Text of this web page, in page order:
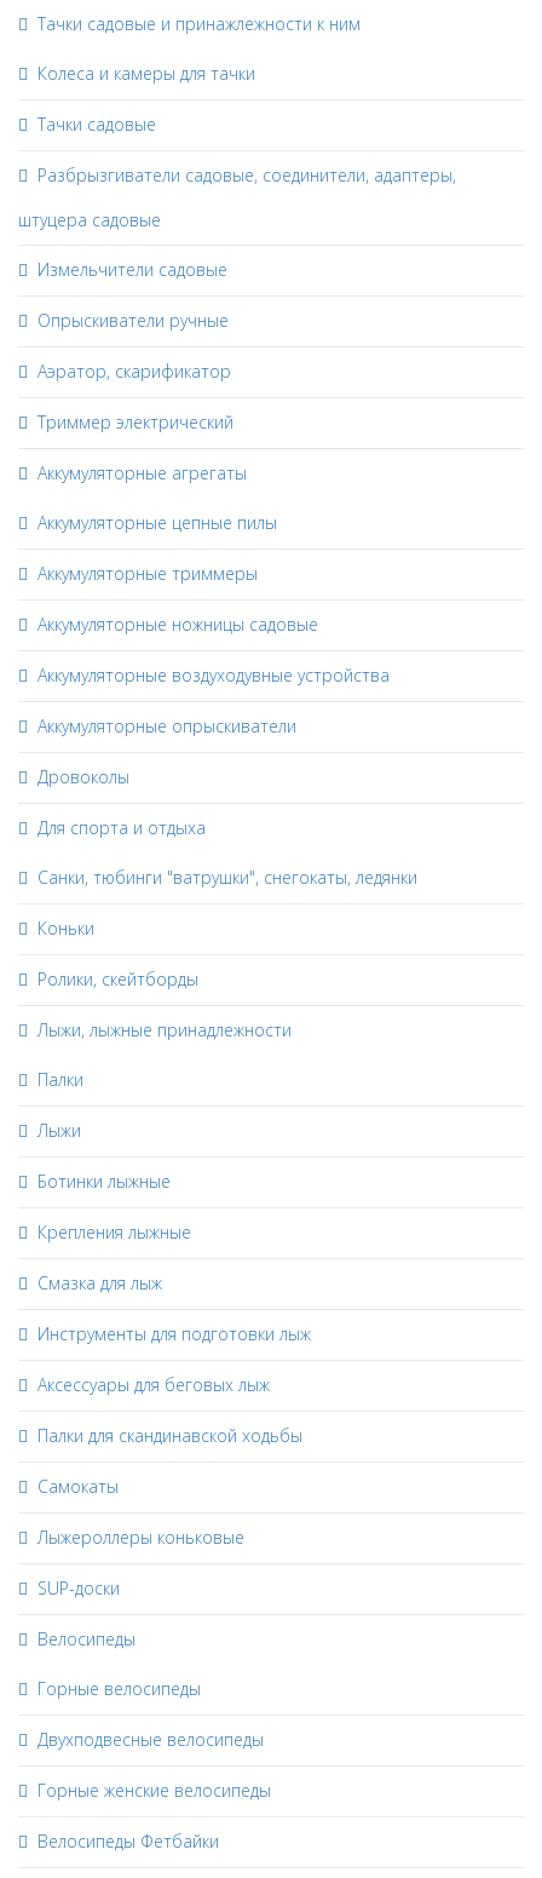
Тачки садовые и принажлежности к ним
Колеса и камеры для тачки
Тачки садовые
Разбрызгиватели садовые, соединители, адаптеры,
штуцера садовые
Измельчители садовые
Опрыскиватели ручные
Аэратор, скарификатор
Триммер электрический
Аккумуляторные агрегаты
Аккумуляторные цепные пилы
Аккумуляторные триммеры
Аккумуляторные ножницы садовые
Аккумуляторные воздуходувные устройства
Аккумуляторные опрыскиватели
Дровоколы
Для спорта и отдыха
Санки, тюбинги "ватрушки", снегокаты, ледянки
Коньки
Ролики, скейтборды
Лыжи, лыжные принадлежности
Палки
Лыжи
Ботинки лыжные
Крепления лыжные
Смазка для лыж
Инструменты для подготовки лыж
Аксессуары для беговых лыж
Палки для скандинавской ходьбы
Самокаты
Лыжероллеры коньковые
SUP-доски
Велосипеды
Горные велосипеды
Двухподвесные велосипеды
Горные женские велосипеды
Велосипеды Фетбайки